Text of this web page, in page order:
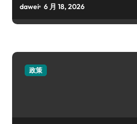
dawei 6 月 18, 2026
政策